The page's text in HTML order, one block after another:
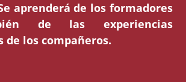
aprenderá de los formadores
de las experiencias
de los compañeros.